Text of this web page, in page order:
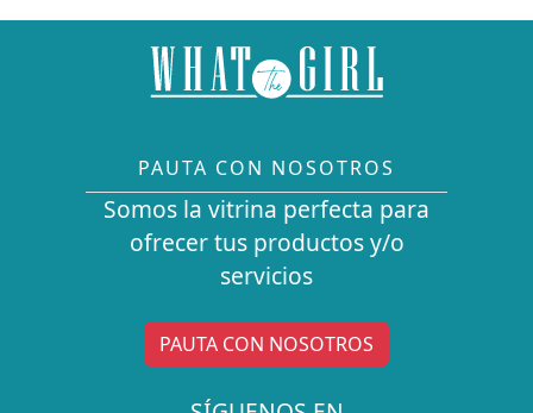
PAUTA CON NOSOTROS
Somos la vitrina perfecta para
ofrecer tus productos y/o
servicios
PAUTA CON NOSOTROS